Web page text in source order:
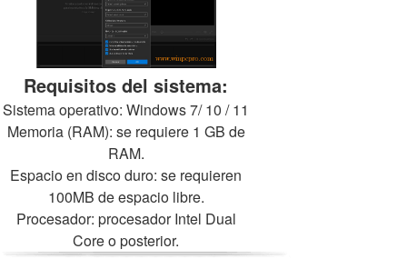
Requisitos del sistema:
Sistema operativo: Windows 7/ 10 / 11
Memoria (RAM): se requiere 1 GB de
RAM.
Espacio en disco duro: se requieren
100MB de espacio libre.
Procesador: procesador Intel Dual
Core o posterior.